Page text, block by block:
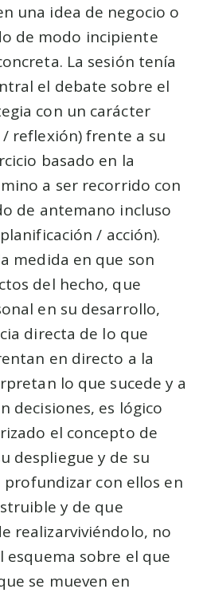
una idea de negocio o
de modo incipiente
La sesión tenía
el debate sobre el
con un carácter
reflexión) frente a su
basado en la
a ser recorrido con
de antemano incluso
/ acción).
medida en que son
del hecho, que
en su desarrollo,
directa de lo que
en directo a la
lo que sucede y a
decisiones, es lógico
el concepto de
despliegue y de su
profundizar con ellos en
y de que
realizarviviéndolo, no
esquema sobre el que
se mueven en